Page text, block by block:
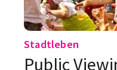
Stadtleben
Public